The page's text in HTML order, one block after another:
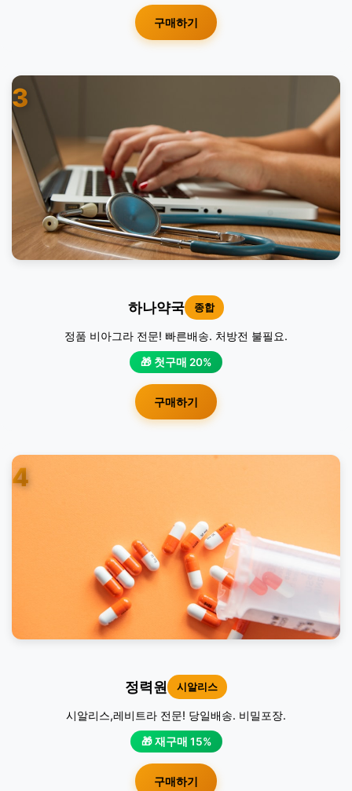
구매하기
3
하나약국 종합
정품 비아그라 전문! 빠른배송. 처방전 불필요.
🎁 첫구매 20%
구매하기
4
정력원 시알리스
시알리스,레비트라 전문! 당일배송. 비밀포장.
🎁 재구매 15%
구매하기